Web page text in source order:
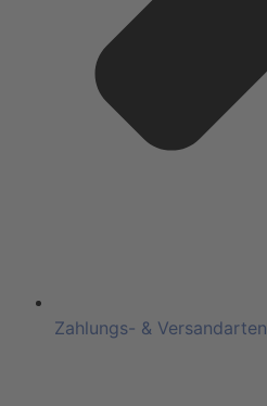
Zahlungs- & Versandarten